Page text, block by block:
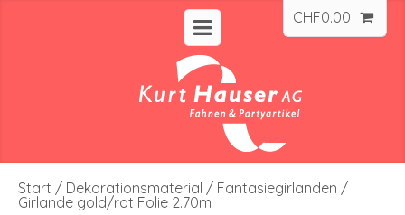
CHF0.00
Start / Dekorationsmaterial / Fantasiegirlanden /
Girlande gold/rot Folie 2.70m